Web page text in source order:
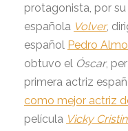
protagonista, por
española Volver,
español Pedro
obtuvo el Óscar,
primera actriz
como mejor actriz
película Vicky